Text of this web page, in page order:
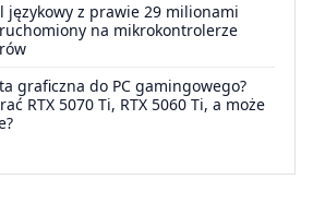
językowy z prawie 29 milionami
na mikrokontrolerze
graficzna do PC gamingowego?
RTX 5070 Ti, RTX 5060 Ti, a może